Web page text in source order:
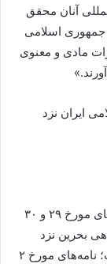
آنان محقق
جمهوری اسلامی
مادی و معنوی
ایران نزد
متعاقب دستور دولت متبوعم و در پاسخ به نامه‌های مورخ ۲۹ و ۳۰
پادشاهی بحرین نزد
سازمان ملل متحد خطاب به رئیس شورای امنیت؛ نامه‌های مورخ ۲